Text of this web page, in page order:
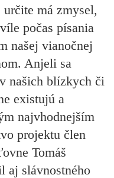
má zmysel,
počas písania
našej vianočnej
Anjeli sa
našich blízkych či
existujú a
najvhodnejším
projektu člen
Tomáš
aj slávnostného